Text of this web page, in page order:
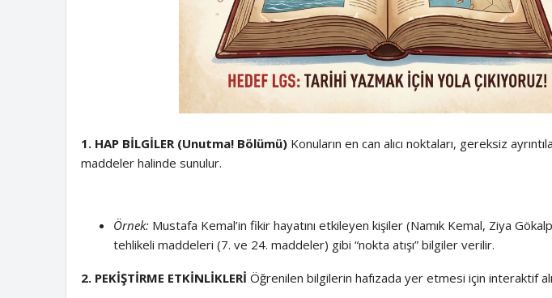
1. HAP BİLGİLER (Unutma! Bölümü)Konuların en can alıcı noktaları, gereksiz
maddeler halinde sunulur.
Örnek:Mustafa Kemal’in fikir hayatını etkileyen kişiler (Namık Kemal, Ziya
tehlikeli maddeleri (7. ve 24. maddeler) gibi “nokta atışı” bilgiler verilir.
2. PEKİŞTİRME ETKİNLİKLERİ Öğrenilen bilgilerin hafızada yer etmesi için interaktif